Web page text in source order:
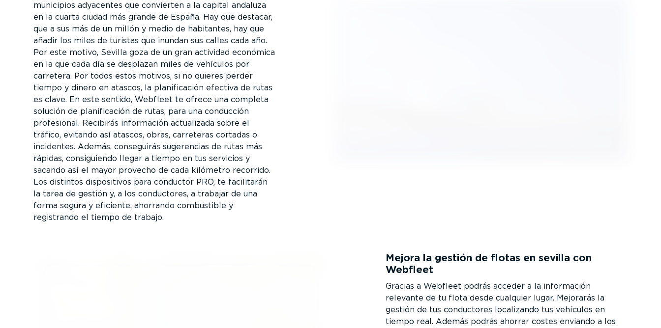
municipios adyacentes que convierten a la capital andaluza
en la cuarta ciudad más grande de España. Hay que destacar,
que a sus más de un millón y medio de habitantes, hay que
añadir los miles de turistas que inundan sus calles cada año.
Por este motivo, Sevilla goza de un gran actividad económica
en la que cada día se desplazan miles de vehículos por
carretera. Por todos estos motivos, si no quieres perder
tiempo y dinero en atascos, la plani­fi­cación efectiva de rutas
es clave. En este sentido, Webfleet te ofrece una completa
solución de plani­fi­cación de rutas, para una conducción
profesional. Recibirás información actualizada sobre el
tráfico, evitando así atascos, obras, carreteras cortadas o
incidentes. Además, conseguirás sugerencias de rutas más
rápidas, consi­guiendo llegar a tiempo en tus servicios y
sacando así el mayor provecho de cada kilómetro recorrido.
Los distintos dispo­si­tivos para conductor PRO, te facilitarán
la tarea de gestión y, a los conductores, a trabajar de una
forma segura y eficiente, ahorrando combustible y
registrando el tiempo de trabajo.
Mejora la gestión de flotas en sevilla con
Webfleet
Gracias a Webfleet podrás acceder a la información
relevante de tu flota desde cualquier lugar. Mejorarás la
gestión de tus conductores localizando tus vehículos en
tiempo real. Además podrás ahorrar costes enviando a los